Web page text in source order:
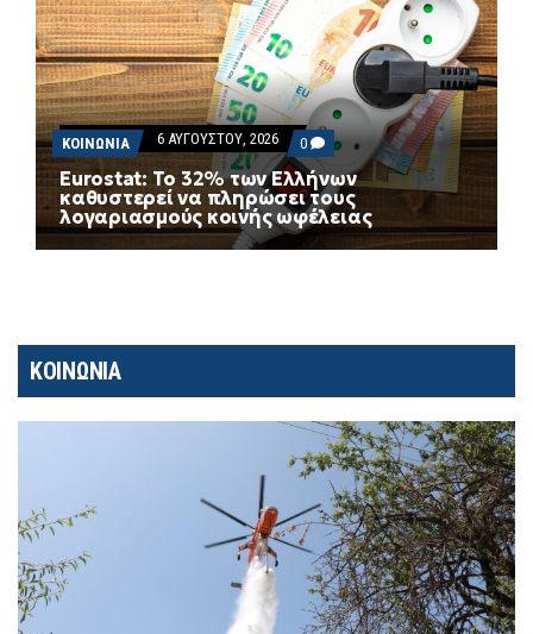
ΚΟΙΝΩΝΙΑ 6 ΑΥΓΟΎΣΤΟΥ, 2026 0 COMMENTS
ON
EUROSTAT:
ΤΟ
32%
ΤΩΝ
ΕΛΛΉΝΩΝ
Eurostat: Το 32% των Ελλήνων
καθυστερεί να πληρώσει τους
λογαριασμούς κοινής ωφέλειας
ΚΟΙΝΩΝΙΑ